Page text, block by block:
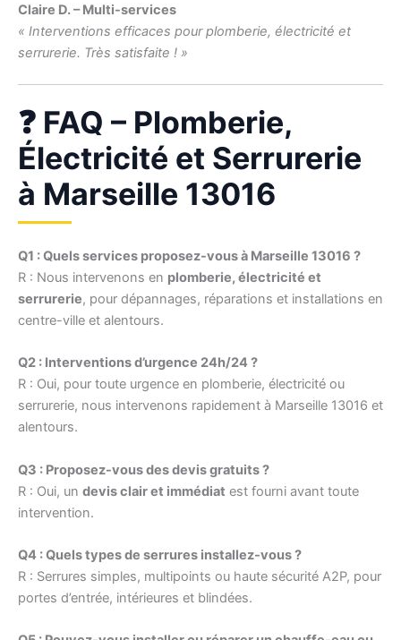
Claire D. – Multi-services
« Interventions efficaces pour plomberie, électricité et
serrurerie. Très satisfaite ! »
❓ FAQ – Plomberie,
Électricité et Serrurerie
à Marseille 13016
Q1 : Quels services proposez-vous à Marseille 13016 ?
R : Nous intervenons en plomberie, électricité et
serrurerie, pour dépannages, réparations et installations en
centre-ville et alentours.
Q2 : Interventions d’urgence 24h/24 ?
R : Oui, pour toute urgence en plomberie, électricité ou
serrurerie, nous intervenons rapidement à Marseille 13016 et
alentours.
Q3 : Proposez-vous des devis gratuits ?
R : Oui, un devis clair et immédiat est fourni avant toute
intervention.
Q4 : Quels types de serrures installez-vous ?
R : Serrures simples, multipoints ou haute sécurité A2P, pour
portes d’entrée, intérieures et blindées.